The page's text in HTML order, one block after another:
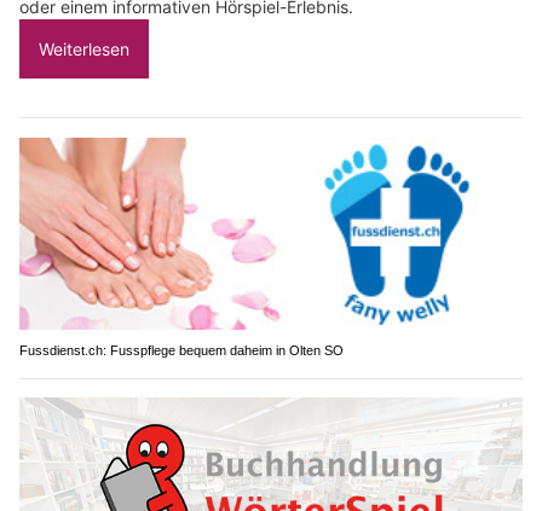
oder einem informativen Hörspiel-Erlebnis.
Weiterlesen
Fussdienst.ch: Fusspflege bequem daheim in Olten SO